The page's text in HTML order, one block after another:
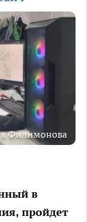
Филимонова
в
пройдет